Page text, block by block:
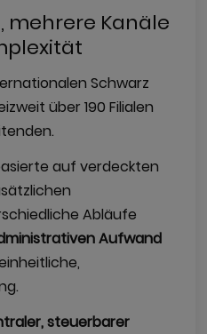
mehrere Kanäle
Schwarz
über 190 Filialen
auf verdeckten
Abläufe
Aufwand
steuerbarer